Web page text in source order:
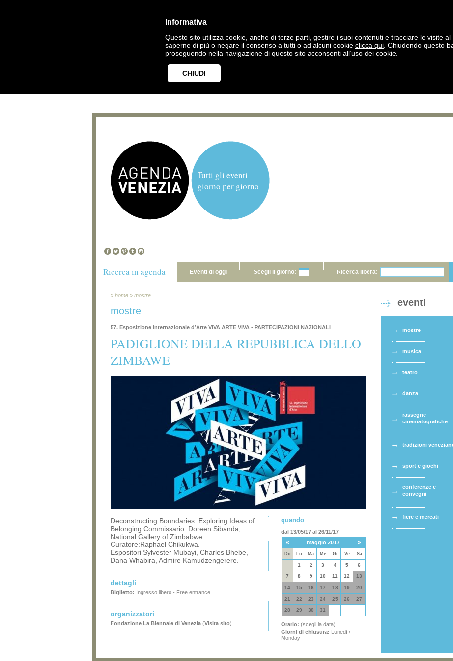
Informativa
Questo sito utilizza cookie, anche di terze parti, gestire i suoi contenuti e tracciare le visite al
saperne di più o negare il consenso a tutti o ad alcuni cookie clicca qui . Chiudendo questo
proseguendo nella navigazione di questo sito acconsenti all’uso dei cookie.
CHIUDI
Tutti gli eventi
giorno per giorno
Ricerca in agenda Eventi di oggi Scegli il giorno: Ricerca libera:
» home » mostre
mostre
57. Esposizione Internazionale d’Arte VIVA ARTE VIVA - PARTECIPAZIONI NAZIONALI
PADIGLIONE DELLA REPUBBLICA DELLO
ZIMBAWE
Deconstructing Boundaries: Exploring Ideas of
Belonging Commissario: Doreen Sibanda,
National Gallery of Zimbabwe.
Curatore:Raphael Chikukwa.
Espositori:Sylvester Mubayi, Charles Bhebe,
Dana Whabira, Admire Kamudzengerere.
dettagli
Biglietto: Ingresso libero - Free entrance
organizzatori
Fondazione La Biennale di Venezia (Visita sito)
quando
dal 13/05/17 al 26/11/17
« maggio 2017 »
Do Lu Ma Me Gi Ve Sa
1 2 3 4 5 6
7 8 9 10 11 12 13
14 15 16 17 18 19 20
21 22 23 24 25 26 27
28 29 30 31
Orario: (scegli la data)
Giorni di chiusura: Lunedì /
Monday
eventi
mostre
musica
teatro
danza
rassegne
cinematografiche
tradizioni
sport e giochi
conferenze e
convegni
fiere e mercati